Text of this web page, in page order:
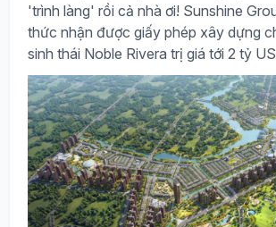
'trình làng' rồi cả nhà ơi! Sunshine
thức nhận được giấy phép xây dựng
sinh thái Noble Rivera trị giá tới 2 tỷ